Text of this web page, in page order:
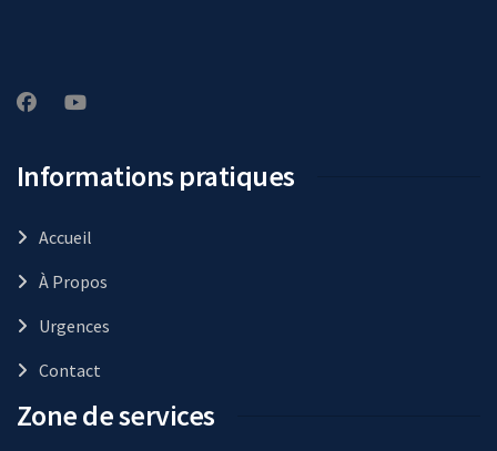
Informations pratiques
Accueil
À Propos
Urgences
Contact
Zone de services